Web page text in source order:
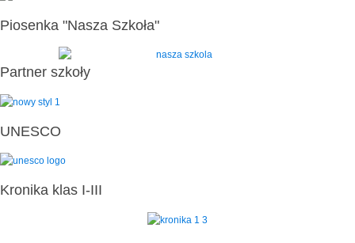
Piosenka "Nasza Szkoła"
Partner szkoły
UNESCO
Kronika klas I-III